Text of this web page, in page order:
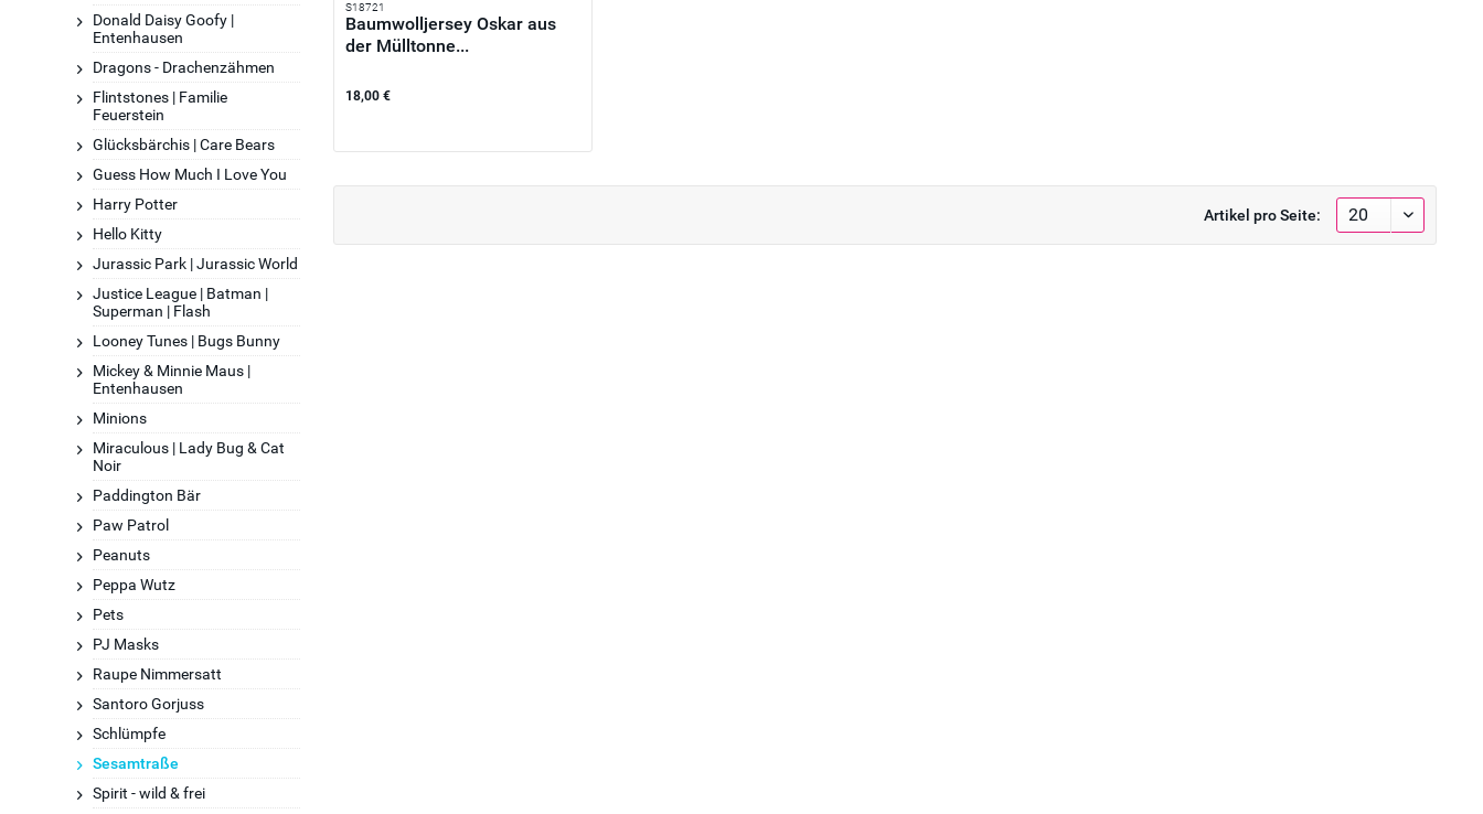
Donald Daisy Goofy |
Entenhausen
Dragons - Drachenzähmen
Flintstones | Familie
Feuerstein
Glücksbärchis | Care Bears
Guess How Much I Love You
Harry Potter
Hello Kitty
Jurassic Park | Jurassic World
Justice League | Batman |
Superman | Flash
Looney Tunes | Bugs Bunny
Mickey & Minnie Maus |
Entenhausen
Minions
Miraculous | Lady Bug & Cat
Noir
Paddington Bär
Paw Patrol
Peanuts
Peppa Wutz
Pets
PJ Masks
Raupe Nimmersatt
Santoro Gorjuss
Schlümpfe
Sesamtraße
Spirit - wild & frei
S18721
Baumwolljersey Oskar aus
der Mülltonne...
18,00 €
Artikel pro Seite: